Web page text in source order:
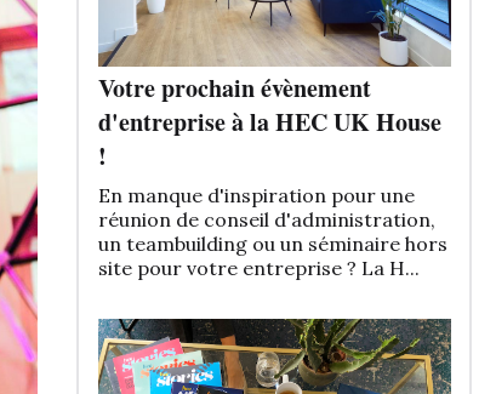
Votre prochain évènement
d'entreprise à la HEC UK House
!
En manque d'inspiration pour une
réunion de conseil d'administration,
un teambuilding ou un séminaire hors
site pour votre entreprise ? La H...